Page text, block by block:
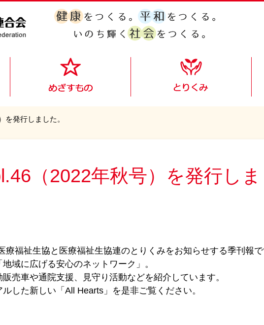
を発行しました。
（2022年秋号）を発行しま
療福祉生協と医療福祉生協連のとりくみをお知らせする季刊報で
域に広げる安心のネットワーク」。
売車や通院支援、見守り活動などを紹介しています。
した新しい「All Hearts」を是非ご覧ください。